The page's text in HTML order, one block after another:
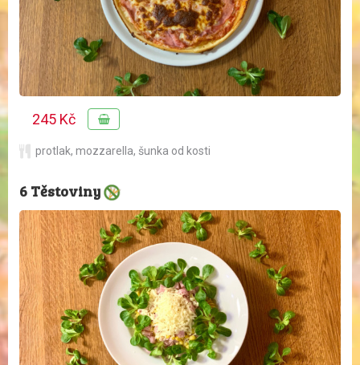
245 Kč
protlak, mozzarella, šunka od kosti
6 Těstoviny